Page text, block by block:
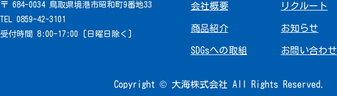
〒 684-0034 鳥取県境港市昭和町9番地33
TEL 0859-42-3101
受付時間 8:00-17:00 [日曜日除く]
会社概要
商品紹介
SDGsへの取組
リクルート
お知らせ
お問い合わせ
Copyright © 大海株式会社 All Rights Reserved.